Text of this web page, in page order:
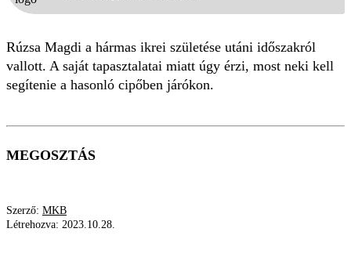
Rúzsa Magdi a hármas ikrei születése utáni időszakról
vallott. A saját tapasztalatai miatt úgy érzi, most neki kell
segítenie a hasonló cipőben járókon.
MEGOSZTÁS
Szerző: MKB
Létrehozva: 2023.10.28.